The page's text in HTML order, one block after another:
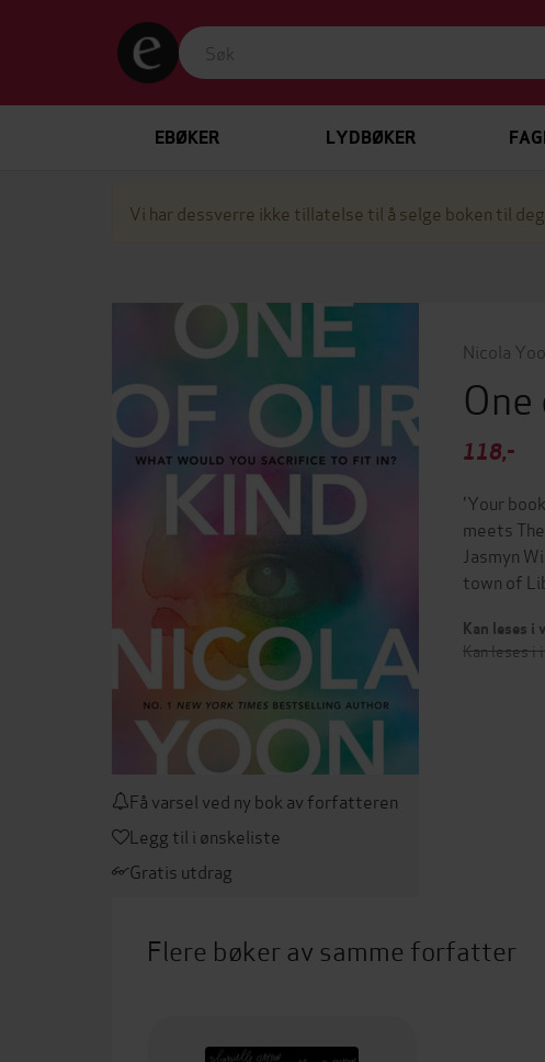
EBØKER LYDBØKER
Vi har dessverre ikke tillatelse til å selge boken til
Få varsel ved ny bok av forfatteren
Legg til i ønskeliste
Gratis utdrag
Nicola
118,-
'Your
meets
Jasmyn
town of
Kan leses i
Kan leses i
Flere bøker av samme forfatter